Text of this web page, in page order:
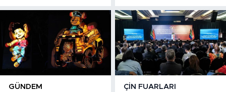
GÜNDEM ÇIN FUARLARI